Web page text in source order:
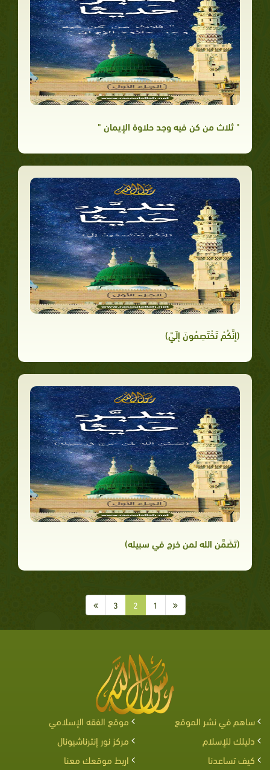
" ثلاث من كن فيه وجد حلاوة الإيمان "
(إنَّكُمْ تَخْتَصِمُونَ إلَيَّ)
(تَضَمَّن الله لمن خرج في سبيله)
1
2
3
ساهم في نشر الموقع
موقع الفقه الإسلامي
دليلك للإسلام
مركز نور إنترناشيونال
كيف تساعدنا
اربط موقعك معنا